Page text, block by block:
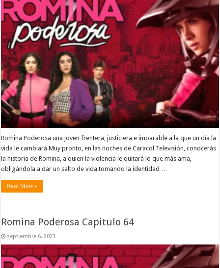
Romina Poderosa una joven frentera, justiciera e imparable a la que un día la
vida le cambiará Muy pronto, en las noches de Caracol Televisión, conocerás
la historia de Romina, a quien la violencia le quitará lo que más ama,
obligándola a dar un salto de vida tomando la identidad …
Read More »
Romina Poderosa Capitulo 64
septiembre 6, 2023